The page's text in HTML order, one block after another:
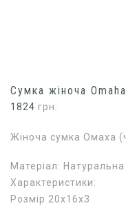
Сумка жіноча
1824 грн.
Жіноча сумка Омаха
Матеріал:
Характеристики:
Розмір 20х16х3